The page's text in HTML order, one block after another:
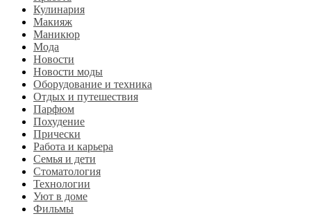
Кулинария
Макияж
Маникюр
Мода
Новости
Новости моды
Оборудование и техника
Отдых и путешествия
Парфюм
Похудение
Прически
Работа и карьера
Семья и дети
Стоматология
Технологии
Уют в доме
Фильмы